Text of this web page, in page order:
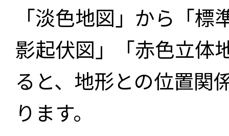
「淡色地図」から「
影起伏図」「赤色立体
ると、地形との位置関
ります。